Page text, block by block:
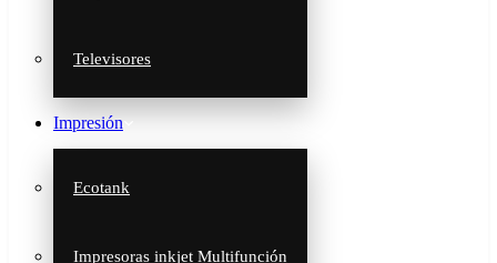
Televisores
Impresión
Ecotank
Impresoras inkjet Multifunción